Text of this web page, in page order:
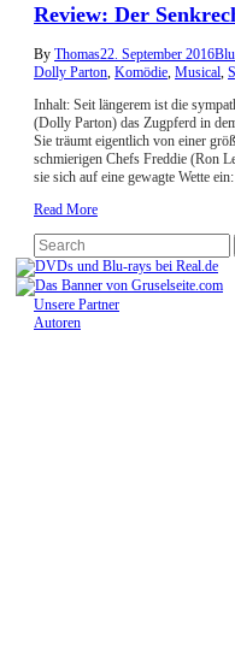
Review: Der
By Thomas22. September 2016
Dolly Parton, Komödie, Musical,
Inhalt: Seit längerem ist die
(Dolly Parton) das Zugpferd in
Sie träumt eigentlich von einer
schmierigen Chefs Freddie (Ron
sie sich auf eine gewagte Wette
Read More
Unsere Partner
Autoren